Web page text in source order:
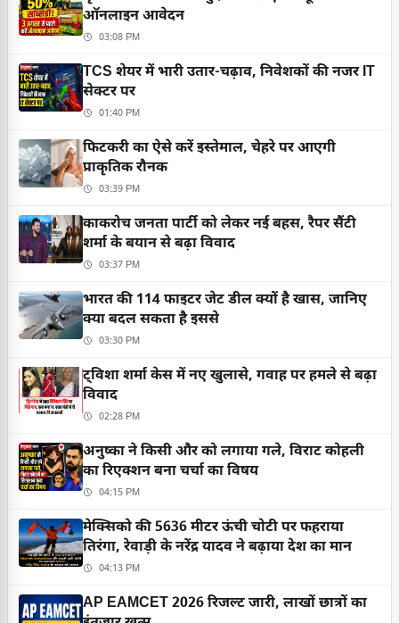
ऑनलाइन आवेदन
03:08 PM
TCS शेयर में भारी उतार-चढ़ाव, निवेशकों की नजर IT
सेक्टर पर
01:40 PM
फिटकरी का ऐसे करें इस्तेमाल, चेहरे पर आएगी
प्राकृतिक रौनक
03:39 PM
काकरोच जनता पार्टी को लेकर नई बहस, रैपर सैंटी
शर्मा के बयान से बढ़ा विवाद
03:37 PM
भारत की 114 फाइटर जेट डील क्यों है खास, जानिए
क्या बदल सकता है इससे
03:30 PM
ट्विशा शर्मा केस में नए खुलासे, गवाह पर हमले से बढ़ा
विवाद
02:28 PM
अनुष्का ने किसी और को लगाया गले, विराट कोहली
का रिएक्शन बना चर्चा का विषय
04:15 PM
मेक्सिको की 5636 मीटर ऊंची चोटी पर फहराया
तिरंगा, रेवाड़ी के नरेंद्र यादव ने बढ़ाया देश का मान
04:13 PM
AP EAMCET 2026 रिजल्ट जारी, लाखों छात्रों का